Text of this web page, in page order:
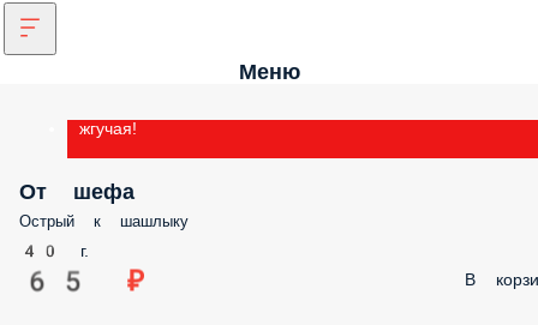
Меню
жгучая!
От шефа
Острый к шашлыку
40 г.
65 ₽ В